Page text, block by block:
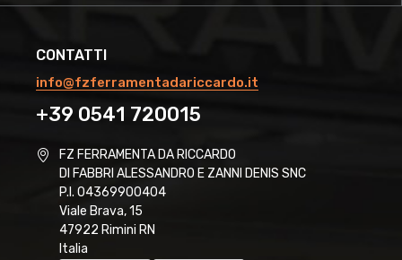
CONTATTI
info@fzferramentadariccardo.it
+39 0541 720015
FZ FERRAMENTA DA RICCARDO
DI FABBRI ALESSANDRO E ZANNI DENIS SNC
P.I. 04369900404
Viale Brava, 15
47922 Rimini RN
Italia